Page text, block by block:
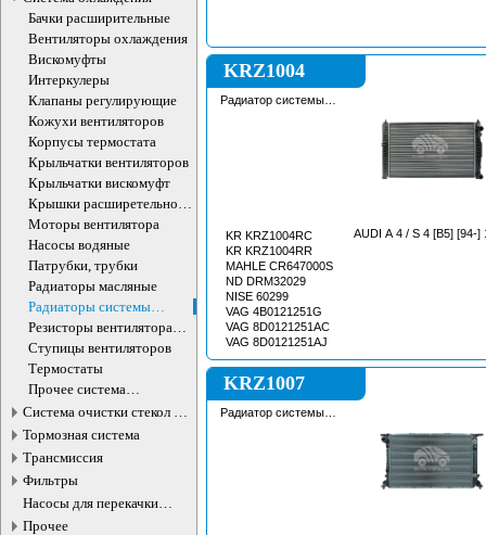
Бачки расширительные
Вентиляторы охлаждения
Вискомуфты
Интеркулеры
Клапаны регулирующие
Кожухи вентиляторов
Корпусы термостата
Крыльчатки вентиляторов
Крыльчатки вискомуфт
Крышки расширетельного
бачка
Моторы вентилятора
Насосы водяные
Патрубки, трубки
Радиаторы масляные
Радиаторы системы
охлаждения
Резисторы вентилятора
охлаждения
Ступицы вентиляторов
Термостаты
Прочее система
охлаждения
Система очистки стекол и
фар
Тормозная система
Трансмиссия
Фильтры
Насосы для перекачки
жидкостей
Прочее
KRZ1004
Радиатор системы
KR KRZ1004RC
KR KRZ1004RR
MAHLE CR647000S
ND DRM32029
NISE 60299
VAG 4B0121251G
VAG 8D0121251AC
VAG 8D0121251AJ
AUDI A 4 / S 4 [B5] [94-]
KRZ1007
Радиатор системы